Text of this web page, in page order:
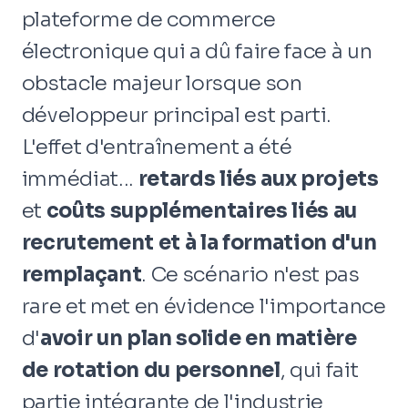
plateforme de commerce
électronique qui a dû faire face à un
obstacle majeur lorsque son
développeur principal est parti.
L'effet d'entraînement a été
immédiat... retards liés aux projets
et coûts supplémentaires liés au
recrutement et à la formation d'un
remplaçant. Ce scénario n'est pas
rare et met en évidence l'importance
d'avoir un plan solide en matière
de rotation du personnel, qui fait
partie intégrante de l'industrie